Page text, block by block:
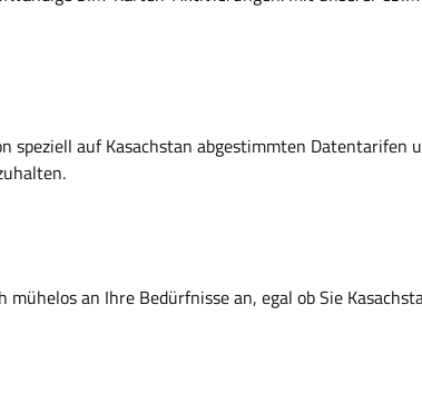
speziell auf Kasachstan abgestimmten
mühelos an Ihre Bedürfnisse an, egal ob Sie